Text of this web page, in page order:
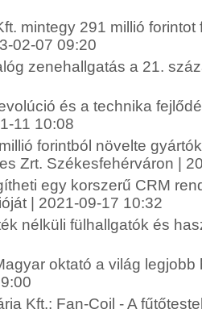
mintegy 291 millió
02-07 09:20
zenehallgatás a 21.
és a technika
11 10:08
forintból növelte
Zrt. Székesfehérváron |
egy korszerű CRM
| 2021-09-17 10:32
nélküli fülhallgatók és
oktató a világ
Kft.: Fan-Coil - A